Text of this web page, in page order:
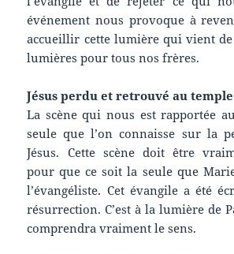
événement nous provoque à
accueillir cette lumière qui vient
lumières pour tous nos frères.
Jésus perdu et retrouvé au temple
La scène qui nous est rapportée
seule que l’on connaisse sur la
Jésus. Cette scène doit être
pour que ce soit la seule que
l’évangéliste. Cet évangile a été
résurrection. C’est à la lumière de
comprendra vraiment le sens.